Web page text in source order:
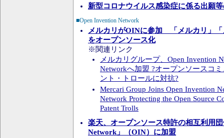
新型コロナウイルス感染症に係る出願
■Open Invention Network
メルカリがOINに参加 「メルカリ」「
をオープンソース化
※関連リンク
メルカリグループ、Open Invention
Networkへ加盟 ?オープンソースコ
ント・トロールに対抗?
Mercari Group Joins Open Invention
Network Protecting the Open Source
Patent Trolls
楽天、オープンソース特許の相互利用
Network」（OIN）に加盟